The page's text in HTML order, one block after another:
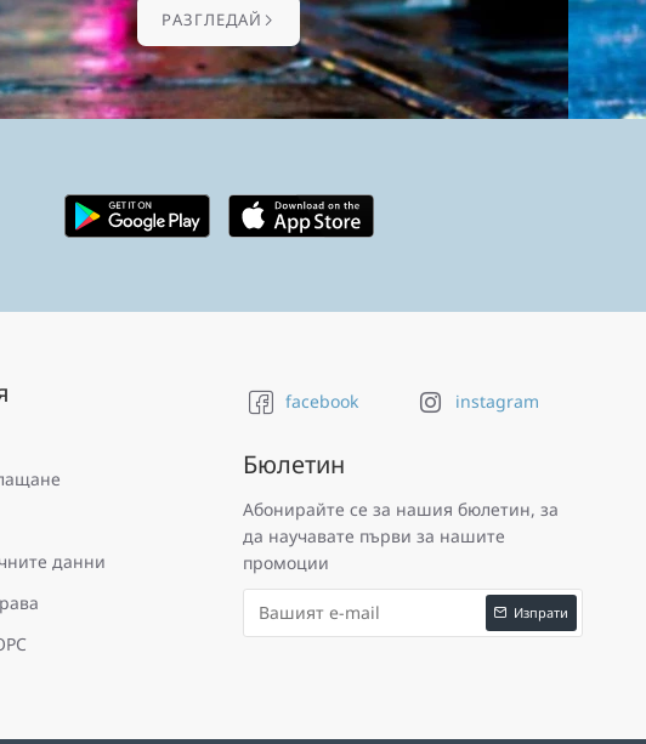
PАЗГЛЕДАЙ
данни
facebook instagram
Бюлетин
Абонирайте се за нашия бюлетин, за
да научавате първи за нашите
промоции
Изпрати